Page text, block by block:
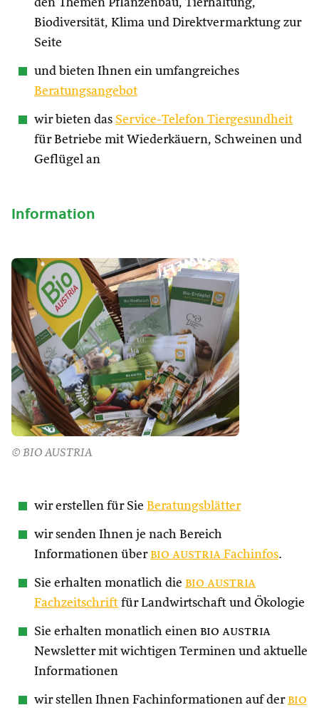
den Themen Pflanzenbau, Tierhaltung,
Biodiversität, Klima und Direktvermarktung zur
Seite
und bieten Ihnen ein umfangreiches
Beratungsangebot
wir bieten das Service-Telefon Tiergesundheit
für Betriebe mit Wiederkäuern, Schweinen und
Geflügel an
Information
© BIO AUSTRIA
wir erstellen für Sie Beratungsblätter
wir senden Ihnen je nach Bereich
Informationen über bio austria Fachinfos.
Sie erhalten monatlich die bio austria
Fachzeitschrift für Landwirtschaft und Ökologie
Sie erhalten monatlich einen bio austria
Newsletter mit wichtigen Terminen und aktuelle
Informationen
wir stellen Ihnen Fachinformationen auf der bio